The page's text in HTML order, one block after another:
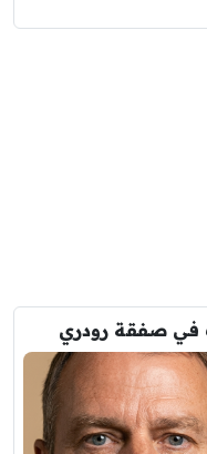
في صفقة رودري